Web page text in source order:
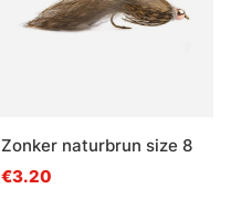
Zonker naturbrun size 8
€3.20